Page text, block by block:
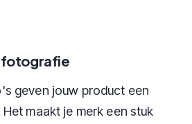
geven jouw product een
maakt je merk een stuk